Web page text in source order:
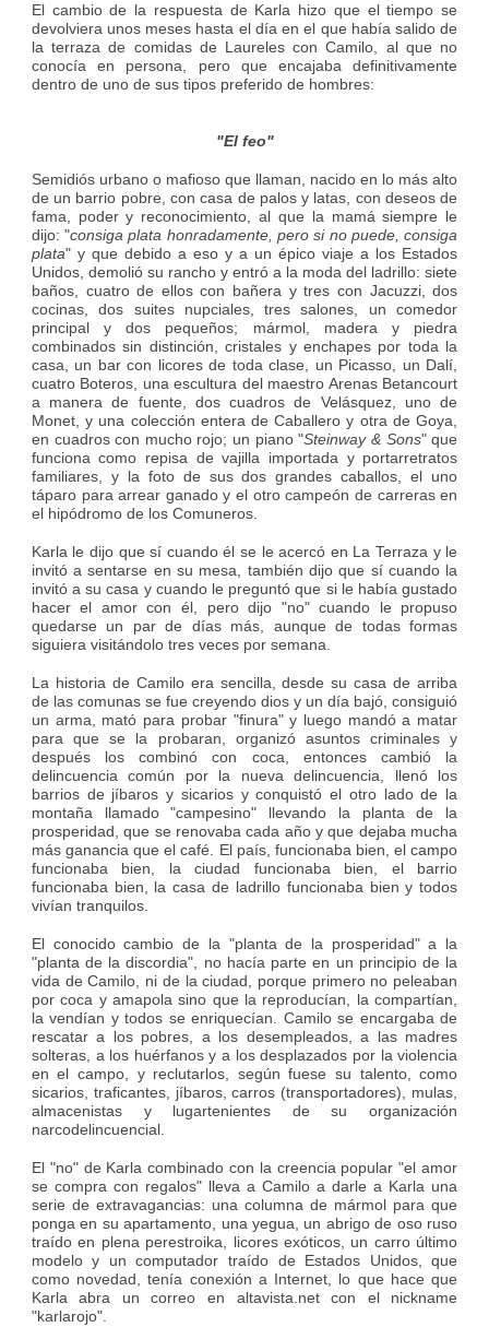
El cambio de la respuesta de Karla hizo que el tiempo se
devolviera unos meses hasta el día en el que había salido de
la terraza de comidas de Laureles con Camilo, al que no
conocía en persona, pero que encajaba definitivamente
dentro de uno de sus tipos preferido de hombres:
"El feo"
Semidiós urbano o mafioso que llaman, nacido en lo más alto
de un barrio pobre, con casa de palos y latas, con deseos de
fama, poder y reconocimiento, al que la mamá siempre le
dijo: "consiga plata honradamente, pero si no puede, consiga
plata" y que debido a eso y a un épico viaje a los Estados
Unidos, demolió su rancho y entró a la moda del ladrillo: siete
baños, cuatro de ellos con bañera y tres con Jacuzzi, dos
cocinas, dos suites nupciales, tres salones, un comedor
principal y dos pequeños; mármol, madera y piedra
combinados sin distinción, cristales y enchapes por toda la
casa, un bar con licores de toda clase, un Picasso, un Dalí,
cuatro Boteros, una escultura del maestro Arenas Betancourt
a manera de fuente, dos cuadros de Velásquez, uno de
Monet, y una colección entera de Caballero y otra de Goya,
en cuadros con mucho rojo; un piano "Steinway & Sons" que
funciona como repisa de vajilla importada y portarretratos
familiares, y la foto de sus dos grandes caballos, el uno
táparo para arrear ganado y el otro campeón de carreras en
el hipódromo de los Comuneros.
Karla le dijo que sí cuando él se le acercó en La Terraza y le
invitó a sentarse en su mesa, también dijo que sí cuando la
invitó a su casa y cuando le preguntó que si le había gustado
hacer el amor con él, pero dijo "no" cuando le propuso
quedarse un par de días más, aunque de todas formas
siguiera visitándolo tres veces por semana.
La historia de Camilo era sencilla, desde su casa de arriba
de las comunas se fue creyendo dios y un día bajó, consiguió
un arma, mató para probar "finura" y luego mandó a matar
para que se la probaran, organizó asuntos criminales y
después los combinó con coca, entonces cambió la
delincuencia común por la nueva delincuencia, llenó los
barrios de jíbaros y sicarios y conquistó el otro lado de la
montaña llamado "campesino" llevando la planta de la
prosperidad, que se renovaba cada año y que dejaba mucha
más ganancia que el café. El país, funcionaba bien, el campo
funcionaba bien, la ciudad funcionaba bien, el barrio
funcionaba bien, la casa de ladrillo funcionaba bien y todos
vivían tranquilos.
El conocido cambio de la "planta de la prosperidad" a la
"planta de la discordia", no hacía parte en un principio de la
vida de Camilo, ni de la ciudad, porque primero no peleaban
por coca y amapola sino que la reproducían, la compartían,
la vendían y todos se enriquecían. Camilo se encargaba de
rescatar a los pobres, a los desempleados, a las madres
solteras, a los huérfanos y a los desplazados por la violencia
en el campo, y reclutarlos, según fuese su talento, como
sicarios, traficantes, jíbaros, carros (transportadores), mulas,
almacenistas y lugartenientes de su organización
narcodelincuencial.
El "no" de Karla combinado con la creencia popular "el amor
se compra con regalos" lleva a Camilo a darle a Karla una
serie de extravagancias: una columna de mármol para que
ponga en su apartamento, una yegua, un abrigo de oso ruso
traído en plena perestroika, licores exóticos, un carro último
modelo y un computador traído de Estados Unidos, que
como novedad, tenía conexión a Internet, lo que hace que
Karla abra un correo en altavista.net con el nickname
"karlarojo".